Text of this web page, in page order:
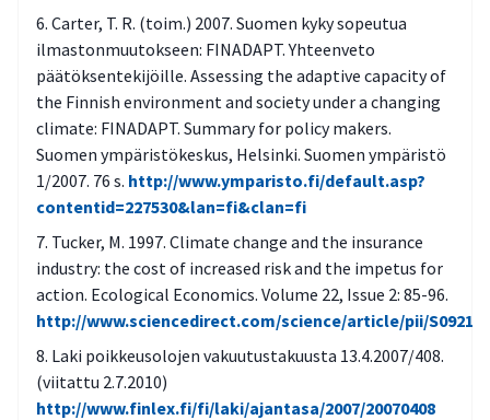
Carter, T. R. (toim.) 2007. Suomen kyky sopeutua
ilmastonmuutokseen: FINADAPT. Yhteenveto
päätöksentekijöille. Assessing the adaptive capacity of
the Finnish environment and society under a changing
climate: FINADAPT. Summary for policy makers.
Suomen ympäristökeskus, Helsinki. Suomen ympäristö
1/2007. 76 s. http://www.ymparisto.fi/default.asp?
contentid=227530&lan=fi&clan=fi
Tucker, M. 1997. Climate change and the insurance
industry: the cost of increased risk and the impetus for
action. Ecological Economics. Volume 22, Issue 2: 85-96.
http://www.sciencedirect.com/science/article/pii/
Laki poikkeusolojen vakuutustakuusta 13.4.2007/408.
(viitattu 2.7.2010)
http://www.finlex.fi/fi/laki/ajantasa/2007/20070408